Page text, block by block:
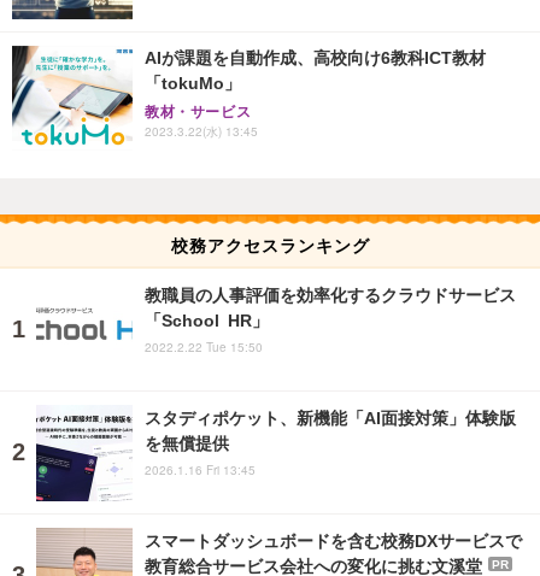
AIが課題を自動作成、高校向け6教科ICT教材
「tokuMo」
教材・サービス
2023.3.22(水) 13:45
校務アクセスランキング
教職員の人事評価を効率化するクラウドサービス
「School HR」
2022.2.22 Tue 15:50
スタディポケット、新機能「AI面接対策」体験版
を無償提供
2026.1.16 Fri 13:45
スマートダッシュボードを含む校務DXサービスで
教育総合サービス会社への変化に挑む文溪堂
PR